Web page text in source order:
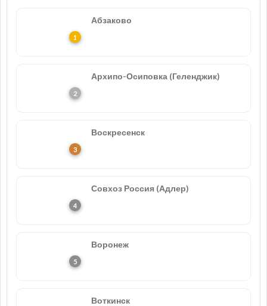
Абзаково
Архипо-Осиповка (Геленджик)
Воскресенск
Совхоз Россия (Адлер)
Воронеж
Воткинск